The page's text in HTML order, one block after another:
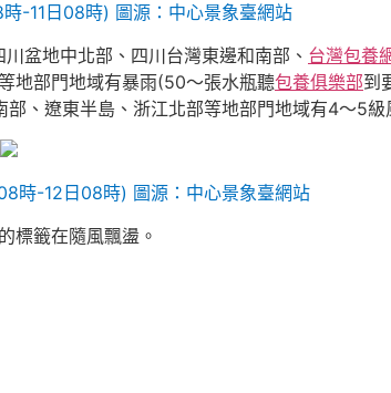
-11日08時) 圖源：中心景象臺網站
盆地中北部、四川台灣東邊和南部、 台灣包養
地部門地域有暴雨(50～張水瓶聽包養俱樂部到
、遼東半島、浙江北部等地部門地域有4～5級
時-12日08時) 圖源：中心景象臺網站
標籤在隨風飄盪。